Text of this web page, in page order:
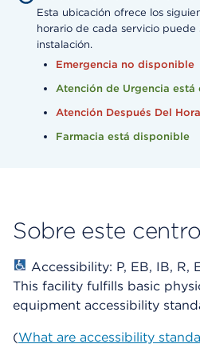
Esta ubicación ofrece los
horario de cada servicio
instalación.
Emergencia no disponible
Atención de Urgencia
Atención Después Del
Farmacia está disponible
Sobre este
Accessibility: P, EB, IB, R,
This facility fulfills basic
equipment accessibility
(What are accessibility